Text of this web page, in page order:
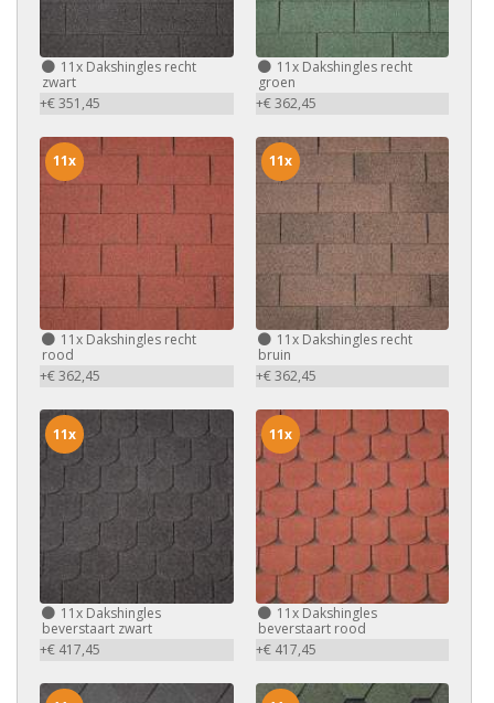
11x Dakshingles recht
zwart
+€ 351,45
11xDakshingles recht
groen
+€ 362,45
11x Dakshingles recht
rood
+€ 362,45
11x
11xDakshingles recht
bruin
+€ 362,45
11x
11x Dakshingles
beverstaart zwart
+€ 417,45
11x
11xDakshingles
beverstaart rood
+€ 417,45
11x